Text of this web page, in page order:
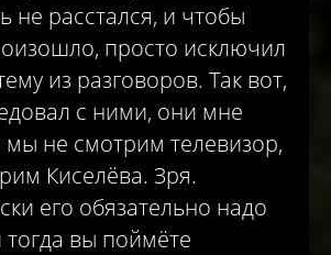
не расстался, и чтобы
просто исключил
из разговоров. Так вот,
с ними, они мне
мы не смотрим телевизор,
Киселёва. Зря.
его обязательно надо
тогда вы поймёте